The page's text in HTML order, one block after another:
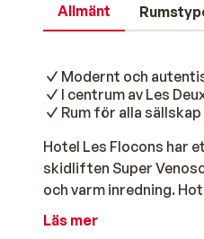
Allmänt
Modernt och
I centrum av Les
Rum för alla sällskap
Hotel Les Flocons har
skidliften Super
och varm inredning.
familjerum. Alla rum
Läs mer